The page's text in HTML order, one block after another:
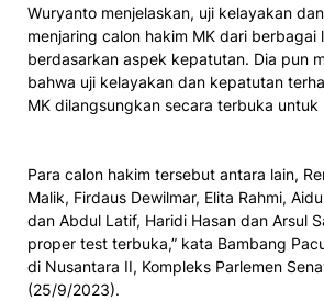
Wuryanto menjelaskan, uji kelayakan
menjaring calon hakim MK dari berbagai
berdasarkan aspek kepatutan. Dia pun
bahwa uji kelayakan dan kepatutan
MK dilangsungkan secara terbuka untuk
Para calon hakim tersebut antara lain,
Malik, Firdaus Dewilmar, Elita Rahmi,
dan Abdul Latif, Haridi Hasan dan Arsul
proper test terbuka,” kata Bambang
di Nusantara II, Kompleks Parlemen
(25/9/2023).